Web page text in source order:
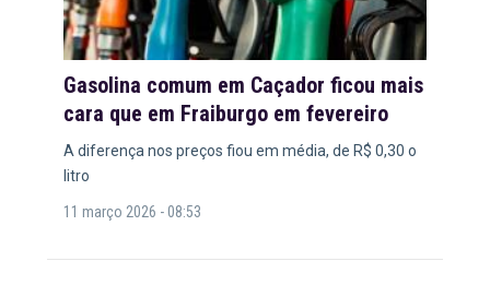
Gasolina comum em Caçador ficou mais
cara que em Fraiburgo em fevereiro
A diferença nos preços fiou em média, de R$ 0,30 o
litro
11 março 2026 - 08:53